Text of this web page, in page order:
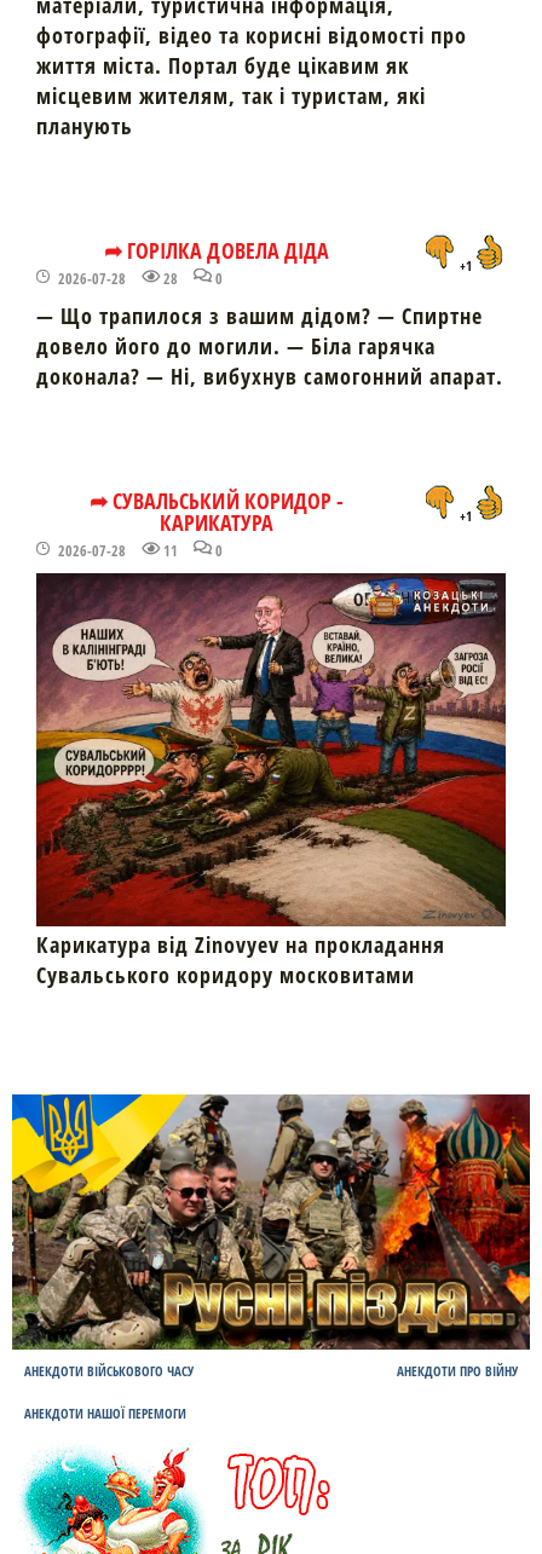
фотографії, відео та корисні відомості про
життя міста. Портал буде цікавим як
місцевим жителям, так і туристам, які
планують
➦ ГОРІЛКА ДОВЕЛА ДІДА
2026-07-28 28 0
+1
— Що трапилося з вашим дідом? — Спиртне
довело його до могили. — Біла гарячка
доконала? — Ні, вибухнув самогонний апарат.
➦ СУВАЛЬСЬКИЙ КОРИДОР -
КАРИКАТУРА
2026-07-28 11 0
+1
Карикатура від Zinovyev на прокладання
Сувальського коридору московитами
АНЕКДОТИ ВІЙСЬКОВОГО ЧАСУ АНЕКДОТИ ПРО ВІЙНУ
АНЕКДОТИ НАШОЇ ПЕРЕМОГИ